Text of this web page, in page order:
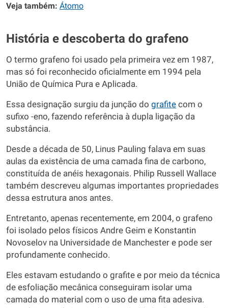
Veja também: Átomo
História e descoberta do grafeno
O termo grafeno foi usado pela primeira vez em 1987,
mas só foi reconhecido oficialmente em 1994 pela
União de Química Pura e Aplicada.
Essa designação surgiu da junção do grafite com o
sufixo -eno, fazendo referência à dupla ligação da
substância.
Desde a década de 50, Linus Pauling falava em suas
aulas da existência de uma camada fina de carbono,
constituída de anéis hexagonais. Philip Russell Wallace
também descreveu algumas importantes propriedades
dessa estrutura anos antes.
Entretanto, apenas recentemente, em 2004, o grafeno
foi isolado pelos físicos Andre Geim e Konstantin
Novoselov na Universidade de Manchester e pode ser
profundamente conhecido.
Eles estavam estudando o grafite e por meio da técnica
de esfoliação mecânica conseguiram isolar uma
camada do material com o uso de uma fita adesiva.